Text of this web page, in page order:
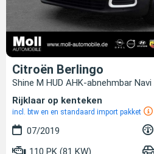
Citroën Berlingo
Shine M HUD AHK-abnehmbar
Rijklaar op kenteken
incl. btw en en standaard import pakket
07/2019
110 PK (81 KW)